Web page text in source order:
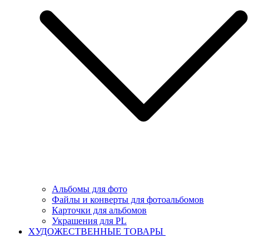
Альбомы для фото
Файлы и конверты для фотоальбомов
Карточки для альбомов
Украшения для PL
ХУДОЖЕСТВЕННЫЕ ТОВАРЫ